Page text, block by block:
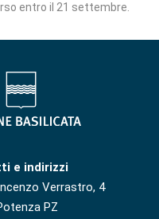
entro il 21 settembre.
e indirizzi
Verrastro, 4
PZ